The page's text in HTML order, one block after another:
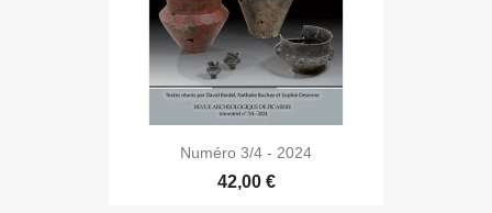
Numéro 3/4 - 2024
42,00 €